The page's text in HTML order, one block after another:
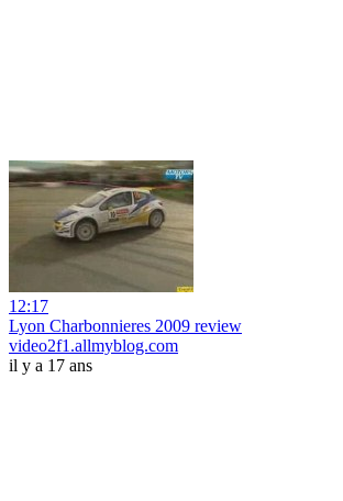
12:17
Lyon Charbonnieres 2009 review
video2f1.allmyblog.com
il y a 17 ans